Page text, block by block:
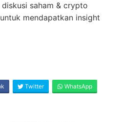
saham & crypto
mendapatkan insight
Twitter WhatsApp